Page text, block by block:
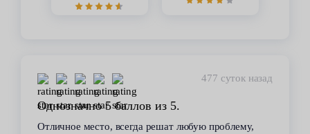
448 суток назад
Стабильное качество
В течение 6 лет пользуюсь услугами данного